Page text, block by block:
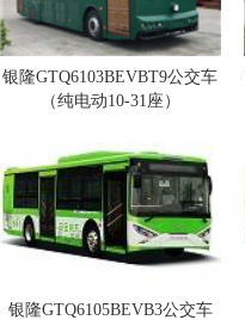
银隆GTQ6103BEVBT9公交车
（纯电动10-31座）
银隆GTQ6105BEVB3公交车